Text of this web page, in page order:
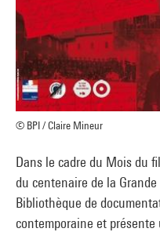
© BPI / Claire Mineur
Dans le cadre du Mois du
du centenaire de la Grande
Bibliothèque de
contemporaine et